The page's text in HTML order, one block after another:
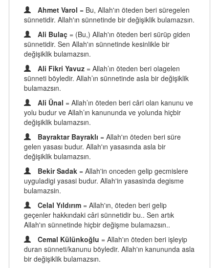
Ahmet Varol = Bu, Allah'ın öteden beri süregelen
sünnetidir. Allah'ın sünnetinde bir değişiklik bulamazsın.
Ali Bulaç = (Bu,) Allah'ın öteden beri sürüp giden
sünnetidir. Sen Allah'ın sünnetinde kesinlikle bir
değişiklik bulamazsın.
Ali Fikri Yavuz = Allah’ın öteden beri olagelen
sünneti böyledir. Allah’ın sünnetinde asla bir değişiklik
bulamazsın.
Ali Ünal = Allah’ın öteden beri câri olan kanunu ve
yolu budur ve Allah’ın kanununda ve yolunda hiçbir
değişiklik bulamazsın.
Bayraktar Bayraklı = Allah'ın öteden beri süre
gelen yasası budur. Allah'ın yasasında asla bir
değişiklik bulamazsın.
Bekir Sadak = Allah'in onceden gelip gecmislere
uyguladigi yasasi budur. Allah'in yasasinda degisme
bulamazsin.
Celal Yıldırım = Allah'ın, öteden beri gelip
geçenler hakkındaki câri sünnetidir bu.. Sen artık
Allah'ın sünnetinde hiçbir değişme bulamazsın..
Cemal Külünkoğlu = Allah'ın öteden beri işleyip
duran sünneti/kanunu böyledir. Allah'ın kanununda asla
bir değişiklik bulamazsın.